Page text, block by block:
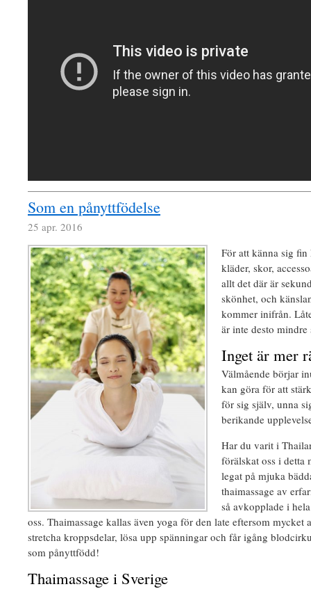
Som en pånyttfödelse
25 apr. 2016
För att känna sig fin
kläder, skor,
allt det där är
skönhet, och
kommer inifrån.
är inte desto mindre
Inget är mer
Välmående börjar
kan göra för att
för sig själv, unna
berikande
Har du varit i
förälskat oss i detta
legat på mjuka
thaimassage av
så avkopplade i
oss. Thaimassage kallas även yoga för den late eftersom mycket
stretcha kroppsdelar, lösa upp spänningar och får igång
som pånyttfödd!
Thaimassage i Sverige